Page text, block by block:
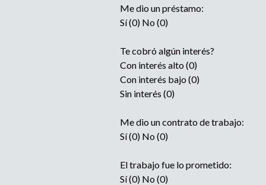
Me dio un préstamo:
Sí (0) No (0)
Te cobró algún interés?
Con interés alto (0)
Con interés bajo (0)
Sin interés (0)
Me dio un contrato de trabajo:
Sí (0) No (0)
El trabajo fue lo prometido:
Sí (0) No (0)